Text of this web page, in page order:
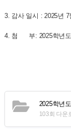
3. 감사 일시 : 2025년
4. 첨 부: 2025학년도(
2025학년
103회 다운